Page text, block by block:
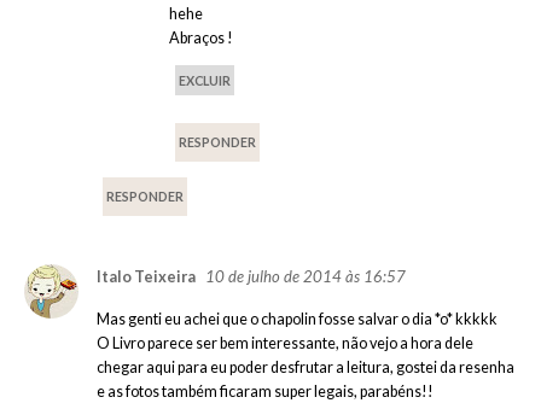
hehe
Abraços !
EXCLUIR
RESPONDER
RESPONDER
Italo Teixeira 10 de julho de 2014 às 16:57
Mas genti eu achei que o chapolin fosse salvar o dia *o* kkkkk
O Livro parece ser bem interessante, não vejo a hora dele
chegar aqui para eu poder desfrutar a leitura, gostei da resenha
e as fotos também ficaram super legais, parabéns!!